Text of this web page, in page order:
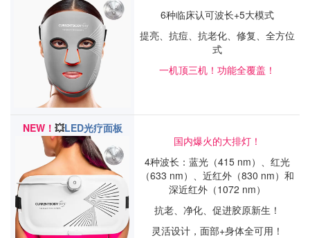
6种临床认可波长+5大模式
提亮、抗痘、抗老化、修复、全方位
式
一机顶三机！功能全覆盖！
NEW！ 💥LED光疗面板
国内爆火的大排灯！
4种波长：蓝光（415 nm）、红光
（633 nm）、近红外（830 nm）和
深近红外（1072 nm）
抗老、净化、促进胶原新生！
灵活设计，面部+身体全可用！